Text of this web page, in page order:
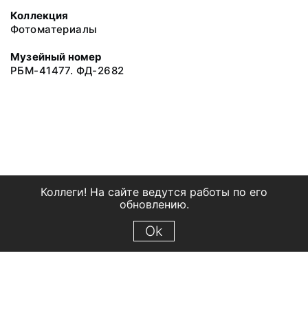
Коллекция
Фотоматериалы
Музейный номер
РБМ-41477. ФД-2682
Коллеги! На сайте ведутся работы по его
обновлению.
Ok